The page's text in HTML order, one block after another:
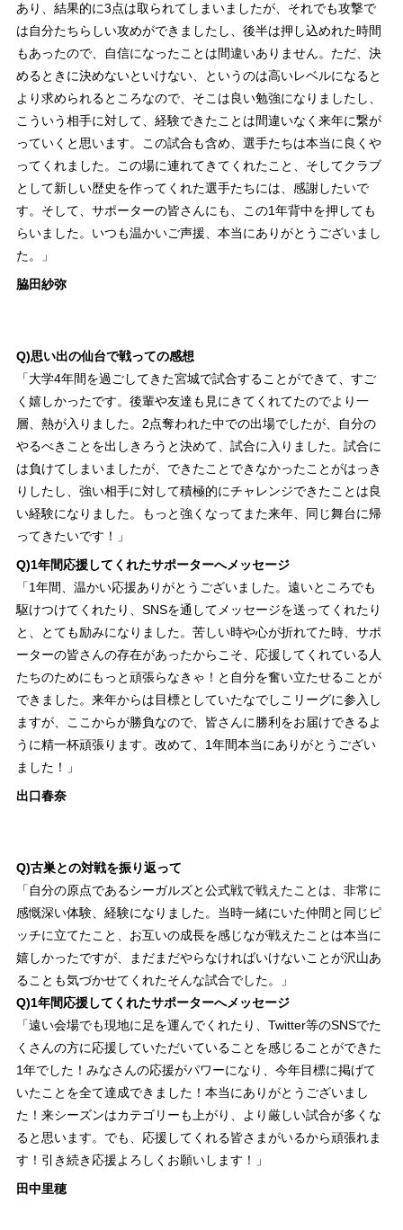
あり、結果的に3点は取られてしまいましたが、それでも攻撃で
は自分たちらしい攻めができましたし、後半は押し込めれた時間
もあったので、自信になったことは間違いありません。ただ、決
めるときに決めないといけない、というのは高いレベルになると
より求められるところなので、そこは良い勉強になりましたし、
こういう相手に対して、経験できたことは間違いなく来年に繋が
っていくと思います。この試合も含め、選手たちは本当に良くや
ってくれました。この場に連れてきてくれたこと、そしてクラブ
として新しい歴史を作ってくれた選手たちには、感謝したいで
す。そして、サポーターの皆さんにも、この1年背中を押しても
らいました。いつも温かいご声援、本当にありがとうございまし
た。」
脇田紗弥
Q)思い出の仙台で戦っての感想
「大学4年間を過ごしてきた宮城で試合することができて、すご
く嬉しかったです。後輩や友達も見にきてくれてたのでより一
層、熱が入りました。2点奪われた中での出場でしたが、自分の
やるべきことを出しきろうと決めて、試合に入りました。試合に
は負けてしまいましたが、できたことできなかったことがはっき
りしたし、強い相手に対して積極的にチャレンジできたことは良
い経験になりました。もっと強くなってまた来年、同じ舞台に帰
ってきたいです！」
Q)1年間応援してくれたサポーターへメッセージ
「1年間、温かい応援ありがとうございました。遠いところでも
駆けつけてくれたり、SNSを通してメッセージを送ってくれたり
と、とても励みになりました。苦しい時や心が折れてた時、サポ
ーターの皆さんの存在があったからこそ、応援してくれている人
たちのためにもっと頑張らなきゃ！と自分を奮い立たせることが
できました。来年からは目標としていたなでしこリーグに参入し
ますが、ここからが勝負なので、皆さんに勝利をお届けできるよ
うに精一杯頑張ります。改めて、1年間本当にありがとうござい
ました！」
出口春奈
Q)古巣との対戦を振り返って
「自分の原点であるシーガルズと公式戦で戦えたことは、非常に
感慨深い体験、経験になりました。当時一緒にいた仲間と同じピ
ッチに立てたこと、お互いの成長を感じなが戦えたことは本当に
嬉しかったですが、まだまだやらなければいけないことが沢山あ
ることも気づかせてくれたそんな試合でした。」
Q)1年間応援してくれたサポーターへメッセージ
「遠い会場でも現地に足を運んでくれたり、Twitter等のSNSでた
くさんの方に応援していただいていることを感じることができた
1年でした！みなさんの応援がパワーになり、今年目標に掲げて
いたことを全て達成できました！本当にありがとうございまし
た！来シーズンはカテゴリーも上がり、より厳しい試合が多くな
ると思います。でも、応援してくれる皆さまがいるから頑張れま
す！引き続き応援よろしくお願いします！」
田中里穂